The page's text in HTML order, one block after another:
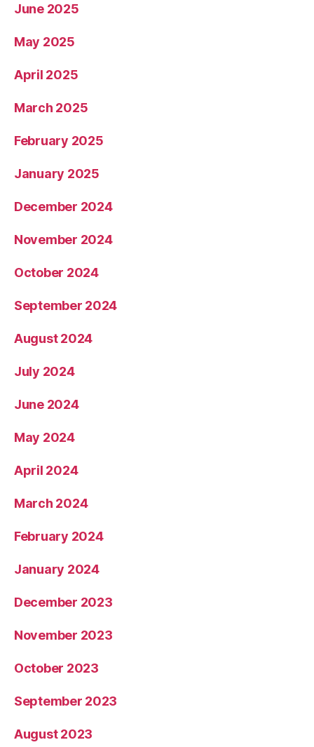
June 2025
May 2025
April 2025
March 2025
February 2025
January 2025
December 2024
November 2024
October 2024
September 2024
August 2024
July 2024
June 2024
May 2024
April 2024
March 2024
February 2024
January 2024
December 2023
November 2023
October 2023
September 2023
August 2023